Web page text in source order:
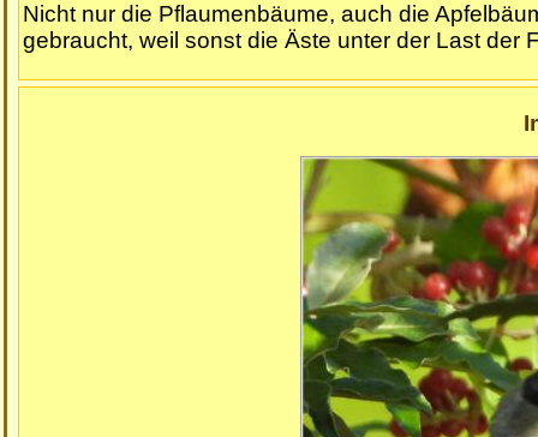
Nicht nur die Pflaumenbäume, auch die
gebraucht, weil sonst die Äste unter der Last der